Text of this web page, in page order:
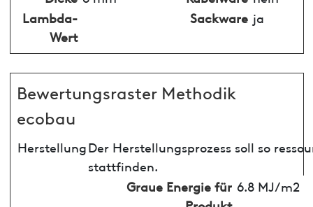
Lambda-
Wert
Sackware ja
Bewertungsraster Methodik
ecobau
HerstellungDer Herstellungsprozess soll so
stattfinden.
Graue Energie für 6.8 MJ/m2